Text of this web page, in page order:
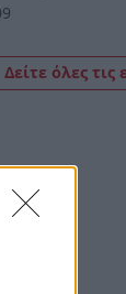
Δείτε όλες τις